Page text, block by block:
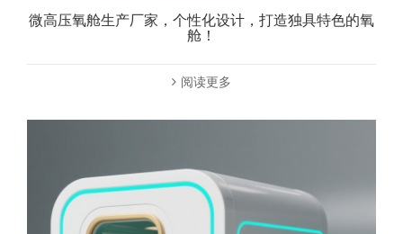
微高压氧舱生产厂家，个性化设计，打造独具特色的氧
舱！
阅读更多